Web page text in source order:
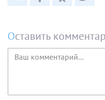
Оставить
Текст
комментария